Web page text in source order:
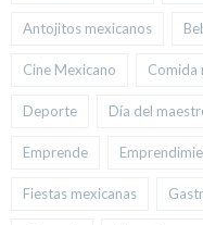
Antojitos mexicanos
Cine Mexicano Comida
Deporte Día del
Emprende
Fiestas mexicanas